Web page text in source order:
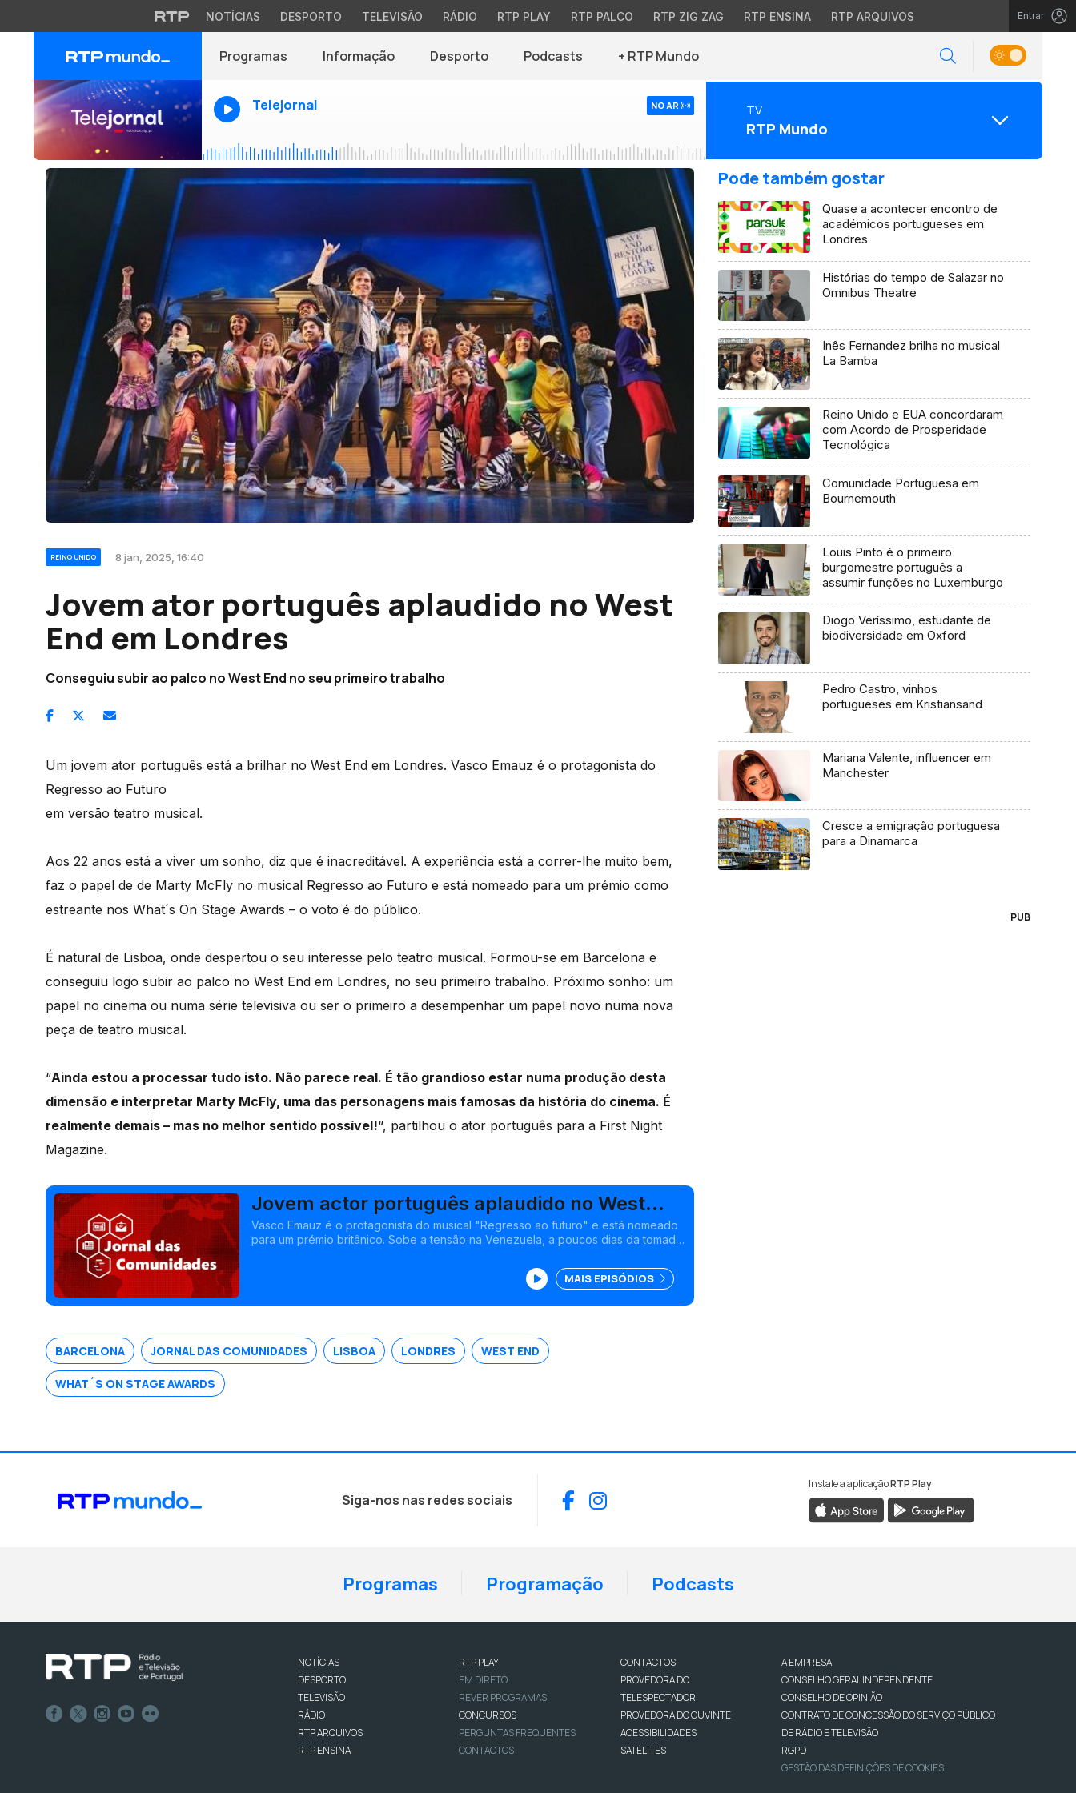
NOTÍCIAS DESPORTO TELEVISÃO RÁDIO RTP PLAY RTP PALCO RTP ZIG ZAG RTP ENSINA RTP ARQUIVOS Entrar
Programas Informação Desporto Podcasts + RTP Mundo
Telejornal NO AR TV
RTP Mundo
REINO UNIDO 8 jan, 2025, 16:40
Jovem ator português aplaudido no West
End em Londres
Conseguiu subir ao palco no West End no seu primeiro trabalho
Um jovem ator português está a brilhar no West End em Londres. Vasco Emauz é o protagonista do
Regresso ao Futuro
em versão teatro musical.
Aos 22 anos está a viver um sonho, diz que é inacreditável. A experiência está a correr-lhe muito bem,
faz o papel de de Marty McFly no musical Regresso ao Futuro e está nomeado para um prémio como
estreante nos What´s On Stage Awards – o voto é do público.
É natural de Lisboa, onde despertou o seu interesse pelo teatro musical. Formou-se em Barcelona e
conseguiu logo subir ao palco no West End em Londres, no seu primeiro trabalho. Próximo sonho: um
papel no cinema ou numa série televisiva ou ser o primeiro a desempenhar um papel novo numa nova
peça de teatro musical.
“Ainda estou a processar tudo isto. Não parece real. É tão grandioso estar numa produção desta
dimensão e interpretar Marty McFly, uma das personagens mais famosas da história do cinema. É
realmente demais – mas no melhor sentido possível!“, partilhou o ator português para a First Night
Magazine.
Jovem actor português aplaudido no West
End em Londres
Vasco Emauz é o protagonista do musical "Regresso ao futuro" e está nomeado
para um prémio britânico. Sobe a tensão na Venezuela, a poucos dias da tomada
MAIS EPISÓDIOS
BARCELONA JORNAL DAS COMUNIDADES LISBOA LONDRES WEST END
WHAT´S ON STAGE AWARDS
Pode também gostar
Quase a acontecer encontro de
académicos portugueses em
Londres
Histórias do tempo de Salazar no
Omnibus Theatre
Inês Fernandez brilha no musical
La Bamba
Reino Unido e EUA concordaram
com Acordo de Prosperidade
Tecnológica
Comunidade Portuguesa em
Bournemouth
Louis Pinto é o primeiro
burgomestre português a
assumir funções no Luxemburgo
Diogo Veríssimo, estudante de
biodiversidade em Oxford
Pedro Castro, vinhos
portugueses em Kristiansand
Mariana Valente, influencer em
Manchester
Cresce a emigração portuguesa
para a Dinamarca
PUB
Siga-nos nas redes sociais Facebook
Instagram
Instale a aplicaçãoRTP Play
Programas Programação Podcasts
NOTÍCIAS
DESPORTO
TELEVISÃO
RÁDIO
RTP ARQUIVOS
RTP ENSINA
RTP PLAY
EM DIRETO
REVER PROGRAMAS
CONCURSOS
PERGUNTAS FREQUENTES
CONTACTOS
CONTACTOS
PROVEDORA DO
TELESPECTADOR
PROVEDORA DO OUVINTE
ACESSIBILIDADES
SATÉLITES
A EMPRESA
CONSELHO GERAL INDEPENDENTE
CONSELHO DE OPINIÃO
CONTRATO DE CONCESSÃO DO SERVIÇO PÚBLICO
DE RÁDIO E TELEVISÃO
RGPD
GESTÃO DAS DEFINIÇÕES DE COOKIES